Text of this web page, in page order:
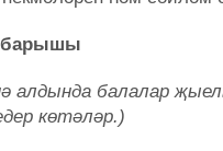
барышы
алдында балалар
көтәләр.)